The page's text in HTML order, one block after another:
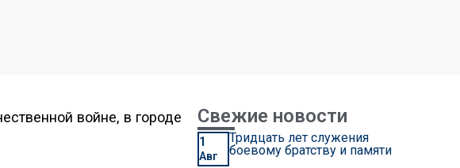
войне, в городе
Свежие новости
1
Авг
Тридцать лет служения
боевому братству и памяти